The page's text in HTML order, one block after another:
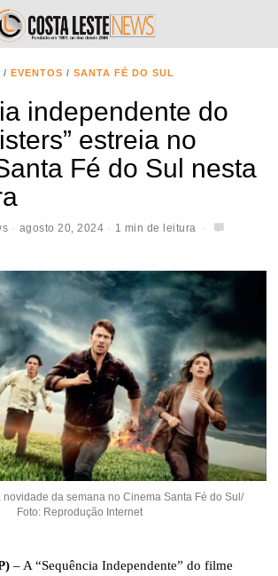
/ EVENTOS / SANTA FÉ DO SUL
independente do
estreia no
Fé do Sul nesta
agosto 20, 2024 1 min de leitura
novidade da semana no Cinema Santa Fé do Sul/
Foto: Reprodução Internet
– A “Sequência Independente” do filme